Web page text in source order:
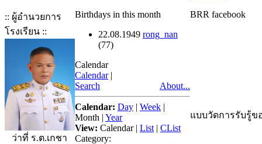
:: ผู้อำนวยการ
โรงเรียน ::
ว่าที่ ร.ต.เกชา
Birthdays in this month
22.08.1949 rong_nan
(77)
Calendar
Calendar |
Search
About...
Calendar: Day | Week |
Month | Year
View: Calendar| List | CList
Category:
BRR facebook
แบบวัดการรับรู้ข